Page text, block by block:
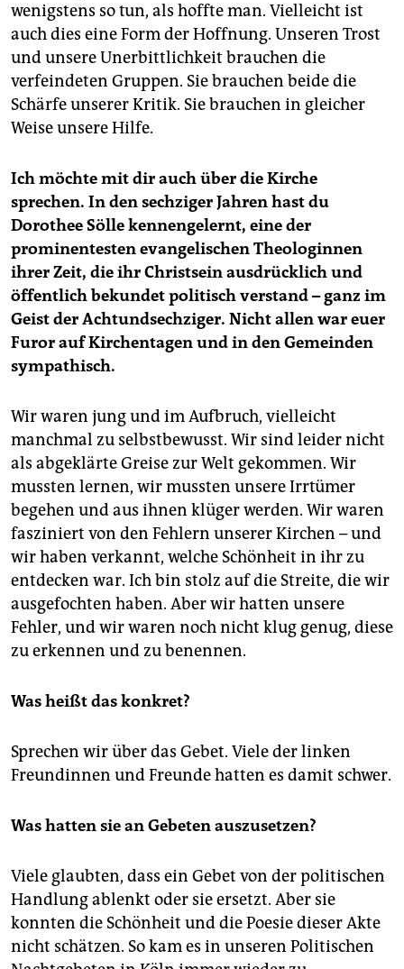
wenigstens so tun, als hoffte man. Vielleicht ist
auch dies eine Form der Hoffnung. Unseren Trost
und unsere Unerbittlichkeit brauchen die
verfeindeten Gruppen. Sie brauchen beide die
Schärfe unserer Kritik. Sie brauchen in gleicher
Weise unsere Hilfe.
Ich möchte mit dir auch über die Kirche
sprechen. In den sechziger Jahren hast du
Dorothee Sölle kennengelernt, eine der
prominentesten evangelischen Theologinnen
ihrer Zeit, die ihr Christsein ausdrücklich und
öffentlich bekundet politisch verstand – ganz im
Geist der Achtundsechziger. Nicht allen war euer
Furor auf Kirchentagen und in den Gemeinden
sympathisch.
Wir waren jung und im Aufbruch, vielleicht
manchmal zu selbstbewusst. Wir sind leider nicht
als abgeklärte Greise zur Welt gekommen. Wir
mussten lernen, wir mussten unsere Irrtümer
begehen und aus ihnen klüger werden. Wir waren
fasziniert von den Fehlern unserer Kirchen – und
wir haben verkannt, welche Schönheit in ihr zu
entdecken war. Ich bin stolz auf die Streite, die wir
ausgefochten haben. Aber wir hatten unsere
Fehler, und wir waren noch nicht klug genug, diese
zu erkennen und zu benennen.
Was heißt das konkret?
Sprechen wir über das Gebet. Viele der linken
Freundinnen und Freunde hatten es damit schwer.
Was hatten sie an Gebeten auszusetzen?
Viele glaubten, dass ein Gebet von der politischen
Handlung ablenkt oder sie ersetzt. Aber sie
konnten die Schönheit und die Poesie dieser Akte
nicht schätzen. So kam es in unseren Politischen